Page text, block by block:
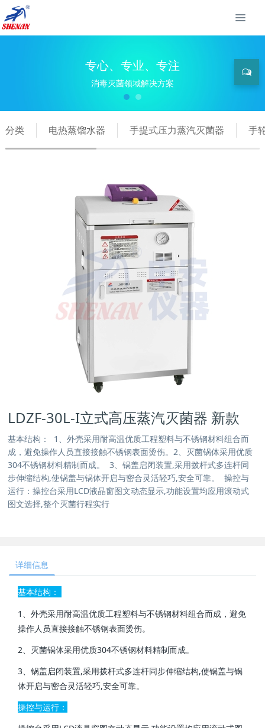
专心、专业、专注
消毒灭菌领域解决方案
分类 电热蒸馏水器 手提式压力蒸汽灭菌器 手
LDZF-30L-I立式高压蒸汽灭菌器 新款
基本结构： 1、外壳采用耐高温优质工程塑料与不锈钢材料组合而
成，避免操作人员直接接触不锈钢表面烫伤。2、灭菌锅体采用优质
304不锈钢材料精制而成。 3、锅盖启闭装置,采用拨杆式多连杆同
步伸缩结构,使锅盖与锅体开启与密合灵活轻巧,安全可靠。 操控与
运行：操控台采用LCD液晶窗图文动态显示,功能设置均应用滚动式
图文选择,整个灭菌行程实行
详细信息
基本结构：
1、外壳采用耐高温优质工程塑料与不锈钢材料组合而成，避免
操作人员直接接触不锈钢表面烫伤。
2、灭菌锅体采用优质304不锈钢材料精制而成。
3、锅盖启闭装置,采用拨杆式多连杆同步伸缩结构,使锅盖与锅
体开启与密合灵活轻巧,安全可靠。
操控与运行：